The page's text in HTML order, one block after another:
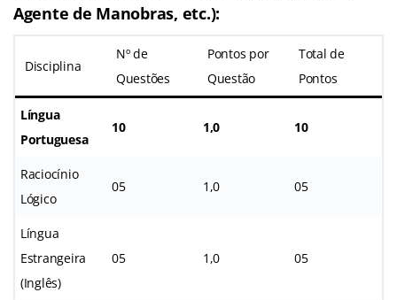
Agente de Manobras, etc.):
Disciplina
Nº de
Questões
Pontos por
Questão
Total de
Pontos
Língua
Portuguesa
10 1,0 10
Raciocínio
Lógico
05 1,0 05
Língua
Estrangeira
(Inglês)
05 1,0 05